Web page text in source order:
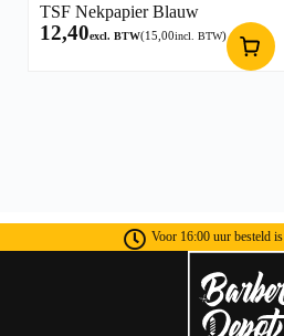
TSF Nekpapier Blauw
12,40excl. BTW(15,00incl. BTW)
Voor 16:00 uur besteld is